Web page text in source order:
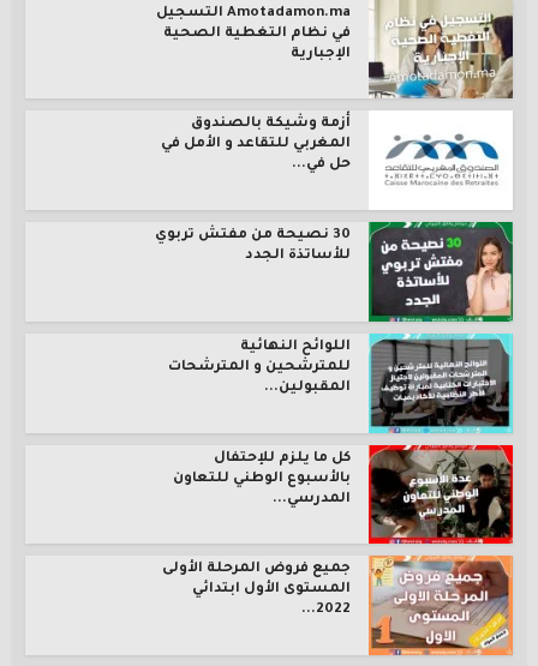
Amotadamon.ma التسجيل
في نظام التغطية الصحية
الإجبارية
أزمة وشيكة بالصندوق
المغربي للتقاعد و الأمل في
حل في...
30 نصيحة من مفتش تربوي
للأساتذة الجدد
اللوائح النهائية
للمترشحين و المترشحات
المقبولين...
كل ما يلزم للإحتفال
بالأسبوع الوطني للتعاون
المدرسي...
جميع فروض المرحلة الأولى
المستوى الأول ابتدائي
2022...